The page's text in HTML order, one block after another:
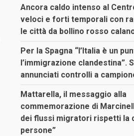
Ancora caldo intenso al
veloci e forti temporali con
le città da bollino rosso
Per la Spagna “l’Italia è un
l’immigrazione clandestina”.
annunciati controlli a
Mattarella, il messaggio alla
commemorazione di
dei flussi migratori rispetti la
persone”